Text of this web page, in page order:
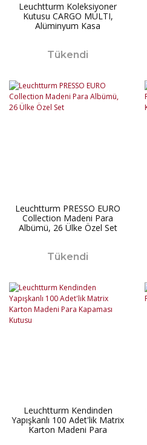
Leuchtturm Koleksiyoner
Kutusu CARGO MULTI,
Alüminyum Kasa
Tükendi
Leuchtturm PRESSO EURO
Collection Madeni Para
Albümü, 26 Ülke Özel Set
Tükendi
Leuchtturm Kendinden
Yapışkanlı 100 Adet'lik Matrix
Karton Madeni Para